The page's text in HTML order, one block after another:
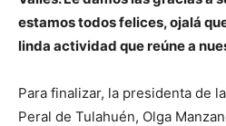
estamos todos felices, ojalá
linda actividad que reúne a
Para finalizar, la presidenta de
Peral de Tulahuén, Olga